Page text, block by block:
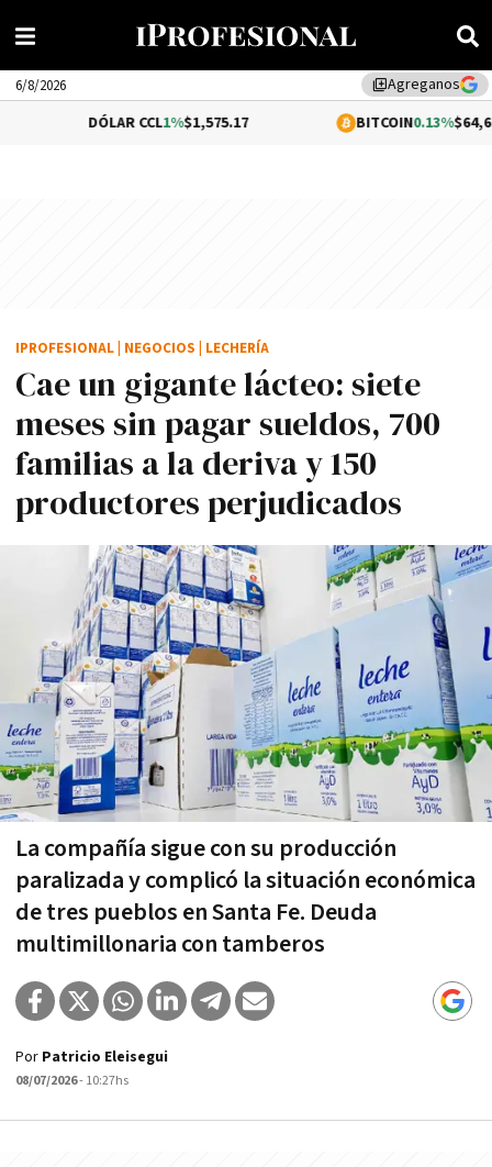
library_addAgreganos
6/8/2026
1%$1,575.17 0.13%$64,626.59
Cae un gigante lácteo: siete
meses sin pagar sueldos, 700
familias a la deriva y 150
productores perjudicados
La compañía sigue con su producción
paralizada y complicó la situación económica
de tres pueblos en Santa Fe. Deuda
multimillonaria con tamberos
IPROFESIONAL NEGOCIOS LECHERÍA
Por Patricio Eleisegui
08/07/2026- 10:27hs